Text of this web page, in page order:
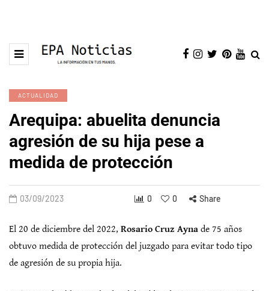
ACTUALIDAD
Arequipa: abuelita denuncia
agresión de su hija pese a
medida de protección
03/09/2023 0 0 Share
El 20 de diciembre del 2022, Rosario Cruz Ayna de 75 años
obtuvo medida de protección del juzgado para evitar todo tipo
de agresión de su propia hija.